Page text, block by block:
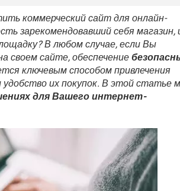
коммерческий сайт для онлайн-
зарекомендовавший себя магазин,
В любом случае, если Вы
своем сайте, обеспечение
ключевым способом привлечения
удобство их покупок. В этой статье
для Вашего интернет-